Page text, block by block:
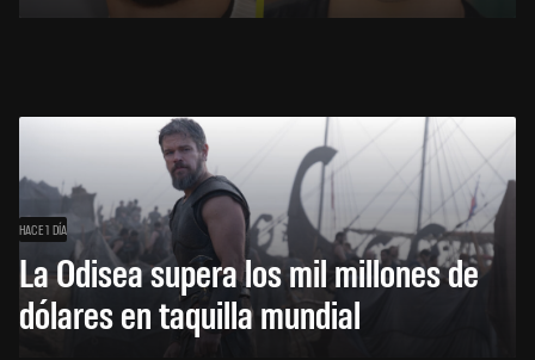
HACE 1 DÍA
La Odisea supera los mil millones de
dólares en taquilla mundial